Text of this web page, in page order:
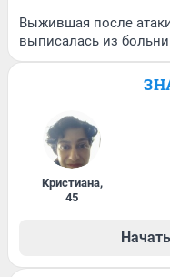
Выжившая после
выписалась из
Кристиана,
45